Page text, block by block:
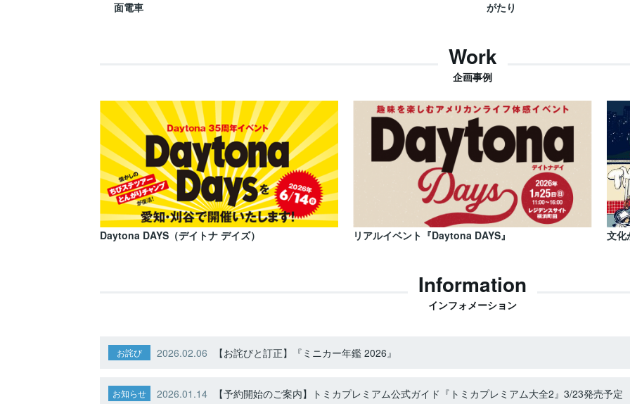
面電車
がたり
Work
企画事例
Daytona DAYS（デイトナ デイズ） リアルイベント『Daytona DAYS』 文化
Information
インフォメーション
お詫び 2026.02.06 【お詫びと訂正】『ミニカー年鑑 2026』
お知らせ 2026.01.14 【予約開始のご案内】トミカプレミアム公式ガイド『トミカプレミアム大全2』3/23発売予定